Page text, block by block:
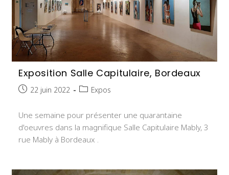
Exposition Salle Capitulaire, Bordeaux
Publication
22 juin 2022
PostExpos
Une semaine pour présenter une quarantaine
d'oeuvres dans la magnifique Salle Capitulaire Mably, 3
rue Mably à Bordeaux .